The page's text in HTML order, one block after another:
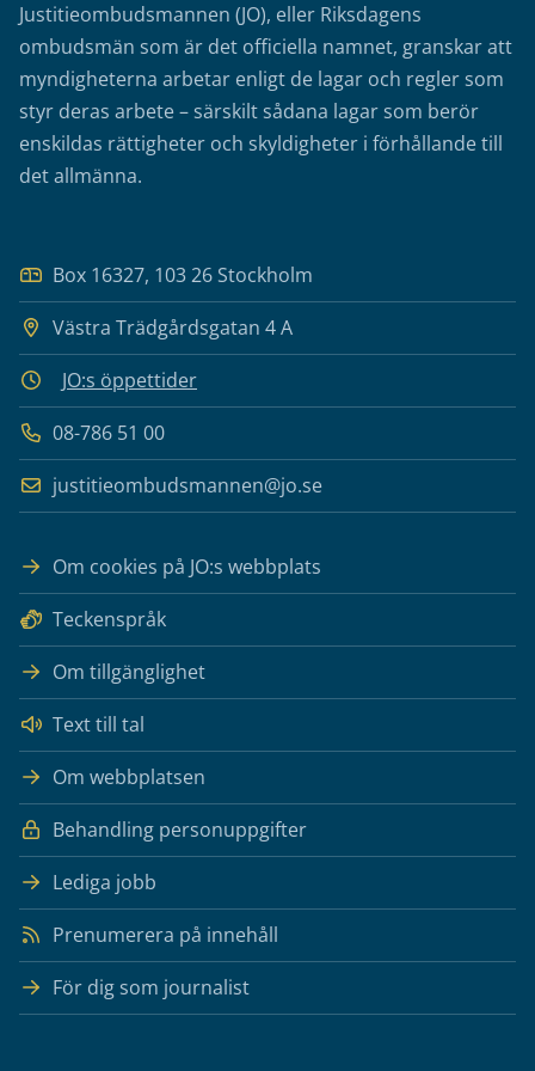
Justitieombudsmannen (JO), eller Riksdagens
ombudsmän som är det officiella namnet, granskar att
myndigheterna arbetar enligt de lagar och regler som
styr deras arbete – särskilt sådana lagar som berör
enskildas rättigheter och skyldigheter i förhållande till
det allmänna.
Box 16327, 103 26 Stockholm
Västra Trädgårdsgatan 4 A
JO:s öppettider
08-786 51 00
justitieombudsmannen@jo.se
Om cookies på JO:s webbplats
Teckenspråk
Om tillgänglighet
Text till tal
Om webbplatsen
Behandling personuppgifter
Lediga jobb
Prenumerera på innehåll
För dig som journalist